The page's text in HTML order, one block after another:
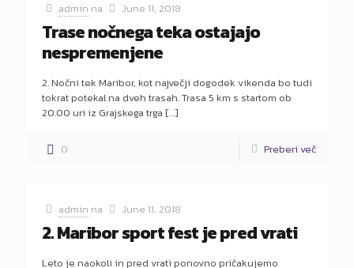
admin na June 11, 2018
Trase nočnega teka ostajajo
nespremenjene
2. Nočni tek Maribor, kot največji dogodek vikenda bo tudi
tokrat potekal na dveh trasah. Trasa 5 km s startom ob
20.00 uri iz Grajskega trga […]
0 Preberi več
admin na June 11, 2018
2. Maribor sport fest je pred vrati
Leto je naokoli in pred vrati ponovno pričakujemo